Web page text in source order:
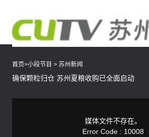
首页>小段节目 > 苏州新闻
确保颗粒归仓 苏州夏粮收购已全面启动
媒体文件不存在。
Error Code : 10008